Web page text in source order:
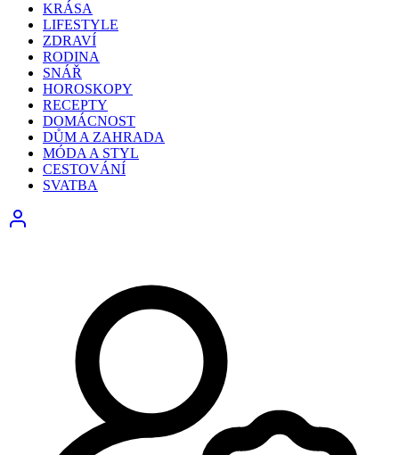
KRÁSA
LIFESTYLE
ZDRAVÍ
RODINA
SNÁŘ
HOROSKOPY
RECEPTY
DOMÁCNOST
DŮM A ZAHRADA
MÓDA A STYL
CESTOVÁNÍ
SVATBA